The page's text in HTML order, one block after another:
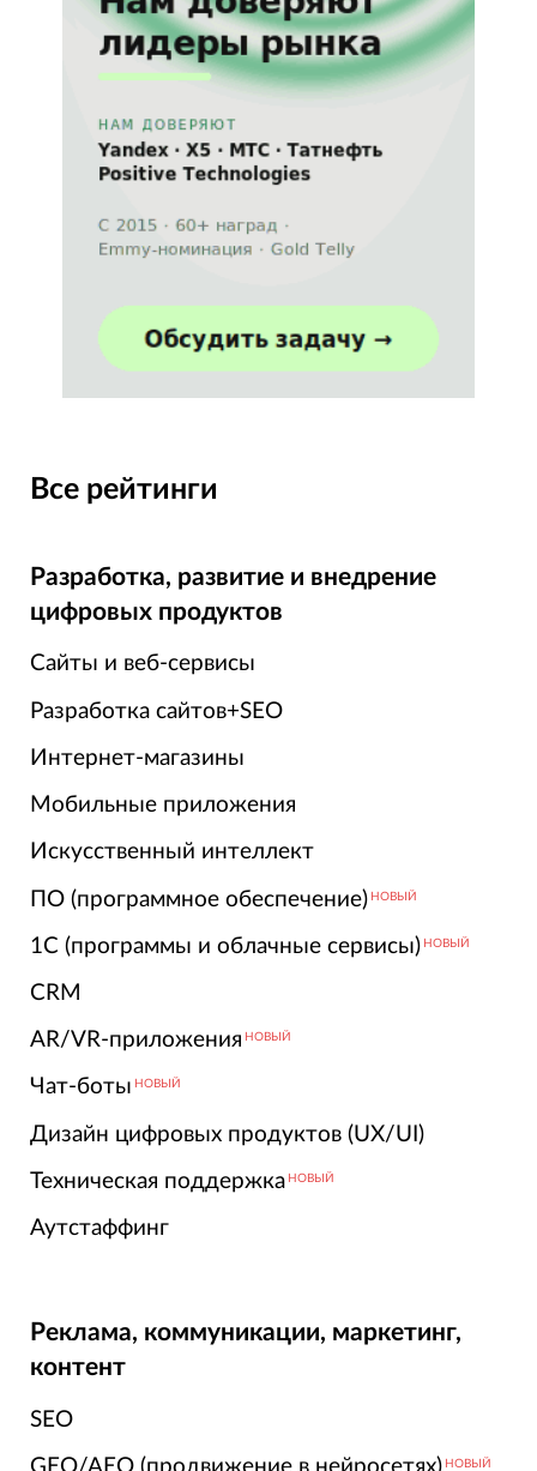
Все рейтинги
Разработка, развитие и внедрение
цифровых продуктов
Сайты и веб-сервисы
Разработка сайтов+SEO
Интернет-магазины
Мобильные приложения
Искусственный интеллект
ПО (программное обеспечение) НОВЫЙ
1С (программы и облачные сервисы) НОВЫЙ
CRM
AR/VR-приложения НОВЫЙ
Чат-боты НОВЫЙ
Дизайн цифровых продуктов (UX/UI)
Техническая поддержка НОВЫЙ
Аутстаффинг
Реклама, коммуникации, маркетинг,
контент
SEO
НОВЫЙ